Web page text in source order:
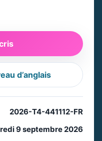
d’anglais
2026-T4-441112-FR
9 septembre 2026